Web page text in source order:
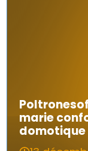
marie
domotique